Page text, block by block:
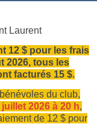
Laurent
12 $ pour les frais
2026, tous les
facturés 15 $.
du club,
juillet 2026 à 20 h,
de 12 $ pour